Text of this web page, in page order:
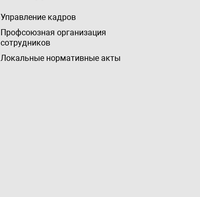
Управление кадров
Профсоюзная организация
сотрудников
Локальные нормативные акты